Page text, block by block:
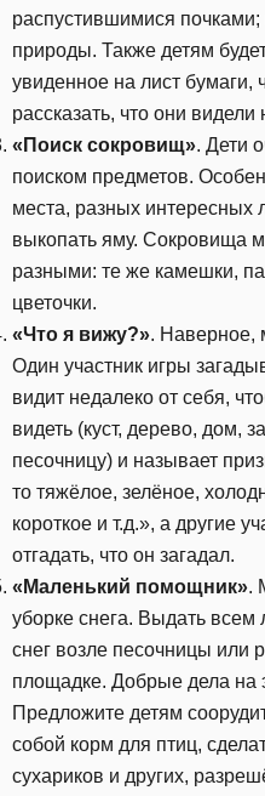
распустившимися
природы. Также детям
увиденное на лист бумаги,
рассказать, что они видели
«Поиск сокровищ». Дети
поиском предметов.
места, разных интересных
выкопать яму. Сокровища
разными: те же камешки,
цветочки.
«Что я вижу?». Наверное,
Один участник игры
видит недалеко от себя,
видеть (куст, дерево, дом,
песочницу) и называет
то тяжёлое, зелёное,
короткое и т.д.», а другие
отгадать, что он загадал.
«Маленький помощник».
уборке снега. Выдать всем
снег возле песочницы или
площадке. Добрые дела на
Предложите детям
собой корм для птиц,
сухариков и других,